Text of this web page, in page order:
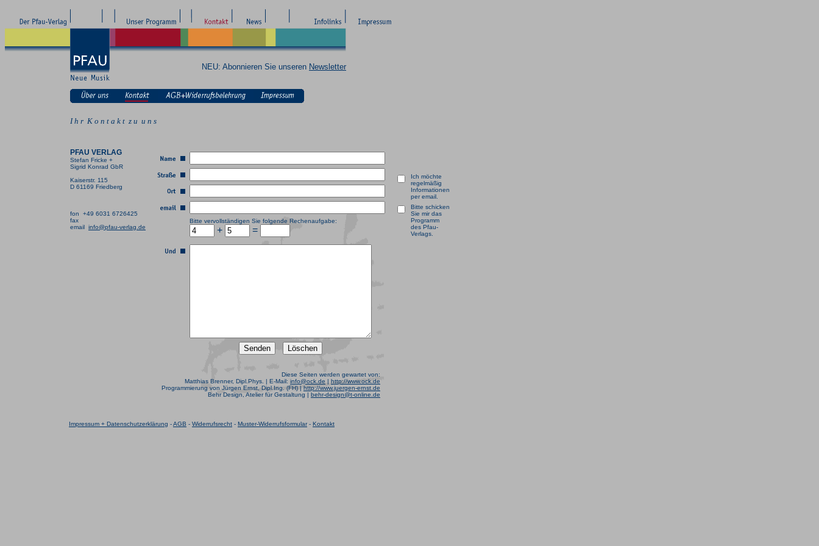
NEU: Abonnieren Sie unseren Newsletter
I h r K o n t a k t z u u n s
PFAU VERLAG
Stefan Fricke +
Sigrid Konrad GbR
Kaiserstr. 115
D 61169 Friedberg
fon +49 6031 6726425
fax
email info@pfau-verlag.de
Bitte vervollständigen Sie folgende Rechenaufgabe:
+ =
Ich möchte
regelmäßig
Informationen
per email.
Bitte schicken
Sie mir das
Programm
des Pfau-
Verlags.
Diese Seiten werden gewartet von:
Matthias Brenner, Dipl.Phys. | E-Mail: info@ock.de | http://www.ock.de
Programmierung von Jürgen Ernst, Dipl.Ing. (FH) | http://www.juergen-ernst.de
Behr Design, Atelier für Gestaltung | behr-design@t-online.de
Impressum + Datenschutzerklärung -AGB - Widerrufsrecht - Muster-Widerrufsformular- Kontakt